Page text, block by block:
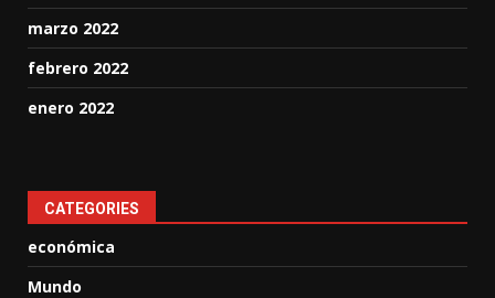
marzo 2022
febrero 2022
enero 2022
CATEGORIES
económica
Mundo